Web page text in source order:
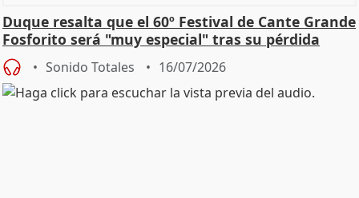
Duque resalta que el 60º Festival de Cante Grande
Fosforito será "muy especial" tras su pérdida
Sonido Totales 16/07/2026